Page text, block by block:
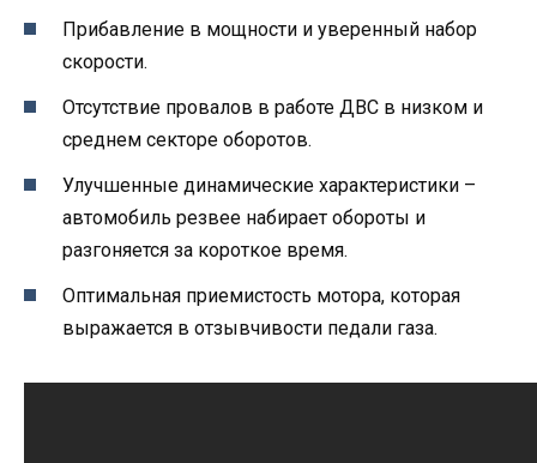
Прибавление в мощности и уверенный набор
скорости.
Отсутствие провалов в работе ДВС в низком и
среднем секторе оборотов.
Улучшенные динамические характеристики –
автомобиль резвее набирает обороты и
разгоняется за короткое время.
Оптимальная приемистость мотора, которая
выражается в отзывчивости педали газа.